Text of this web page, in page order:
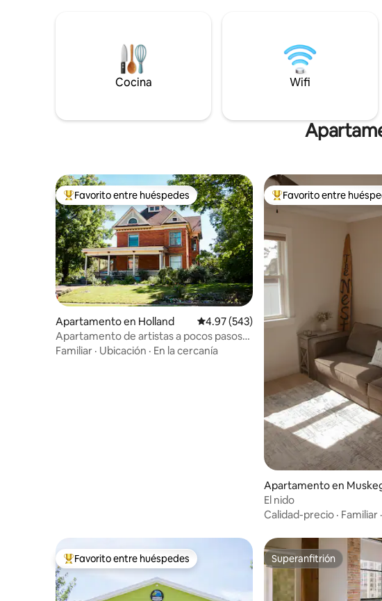
Dunes (2 millas), del tren a
Chicago/South Bend, de un centro
comercial outlet y de un casino. ¡La
unidad de arriba también está disponible!
escapada de verano:
Cocina Wifi
Favorito entre huéspedes preferido
Favorito entre huéspedes
Apartamento en Holland Calificación promedio: 4.97 de 5, 543
4.97 (543)
Apartamento de artistas a pocos pasos
de todo.
Familiar · Ubicación · En la cercanía
Favorito entre
Favorito entre
Apartamento en
El nido
Calidad-precio · Familiar ·
Favorito entre huéspedes preferido
Favorito entre huéspedes Superanfitrión
Superanfitrión